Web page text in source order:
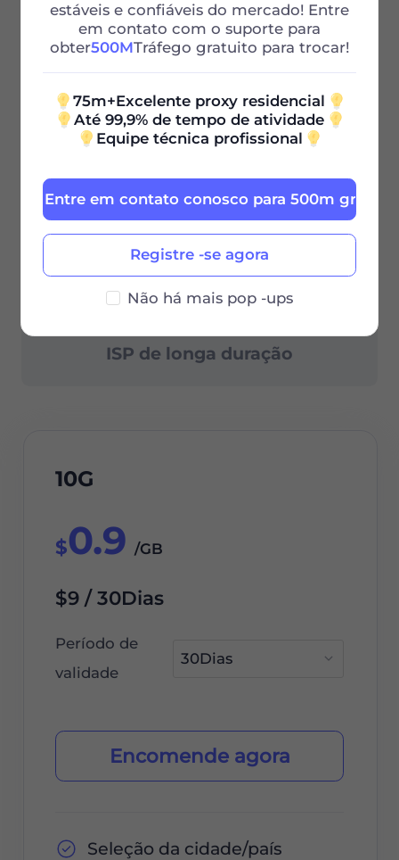
liberdade de raspagem completa
Karena kebijakan, layanan ini tidak tersedia
di China mainland.
Proxies residenciais
Popular
Residencial Ilimitado
Residencial Estático
Atualização do Pool de IP
Centro de dados estático
ISP de longa duração
Proxies residenciais
10G
$0.9 /GB
$9 / 30Dias
Período de
validade
Encomende agora
Seleção da cidade/país
estáveis ​​e confiáveis ​​do mercado! Entre
em contato com o suporte para
obter500MTráfego gratuito para trocar!
75m+Excelente proxy residencial
Até 99,9% de tempo de atividade
Equipe técnica profissional
Registre -se agora
Entre em contato conosco para 500m grátis
Não há mais pop -ups